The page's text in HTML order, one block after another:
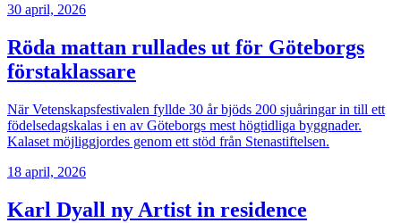
30 april, 2026
Röda mattan rullades ut för Göteborgs
förstaklassare
När Vetenskapsfestivalen fyllde 30 år bjöds 200 sjuåringar in till ett
födelsedagskalas i en av Göteborgs mest högtidliga byggnader.
Kalaset möjliggjordes genom ett stöd från Stenastiftelsen.
18 april, 2026
Karl Dyall ny Artist in residence